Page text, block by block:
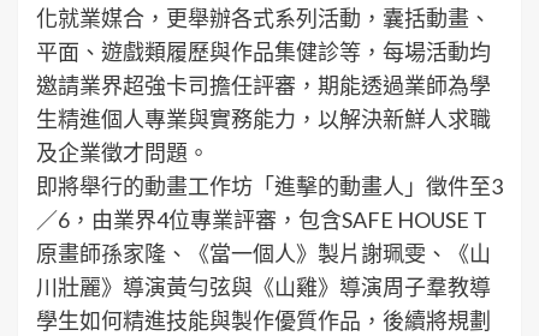
化就業媒合，更舉辦各式系列活動，囊括動畫、
平面、遊戲類履歷與作品集健診等，每場活動均
邀請業界超強卡司擔任評審，期能透過業師為學
生精進個人專業與實務能力，以解決新鮮人求職
及企業徵才問題。
即將舉行的動畫工作坊「進擊的動畫人」徵件至3
／6，由業界4位專業評審，包含SAFE HOUSE T
原畫師孫家隆、《當一個人》製片謝珮雯、《山
川壯麗》導演黃勻弦與《山雞》導演周子羣教導
學生如何精進技能與製作優質作品，後續將規劃